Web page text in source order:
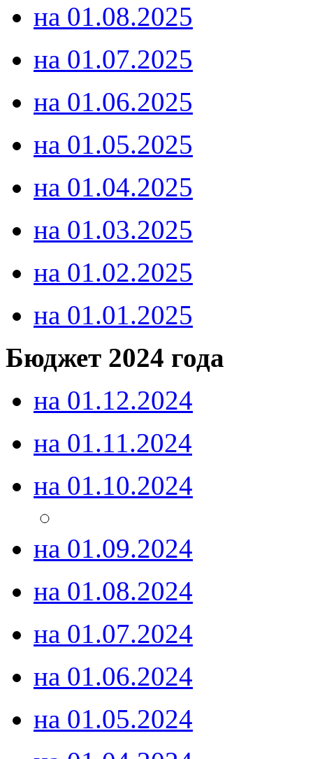
на 01.08.2025
на 01.07.2025
на 01.06.2025
на 01.05.2025
на 01.04.2025
на 01.03.2025
на 01.02.2025
на 01.01.2025
Бюджет 2024 года
на 01.12.2024
на 01.11.2024
на 01.10.2024
на 01.09.2024
на 01.08.2024
на 01.07.2024
на 01.06.2024
на 01.05.2024